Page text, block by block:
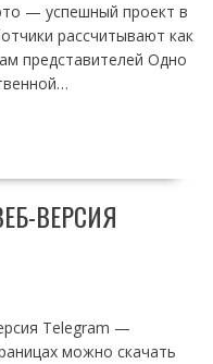
— успешный проект в
рассчитывают как
представителей Одно
ВЕРСИЯ
Telegram —
можно скачать